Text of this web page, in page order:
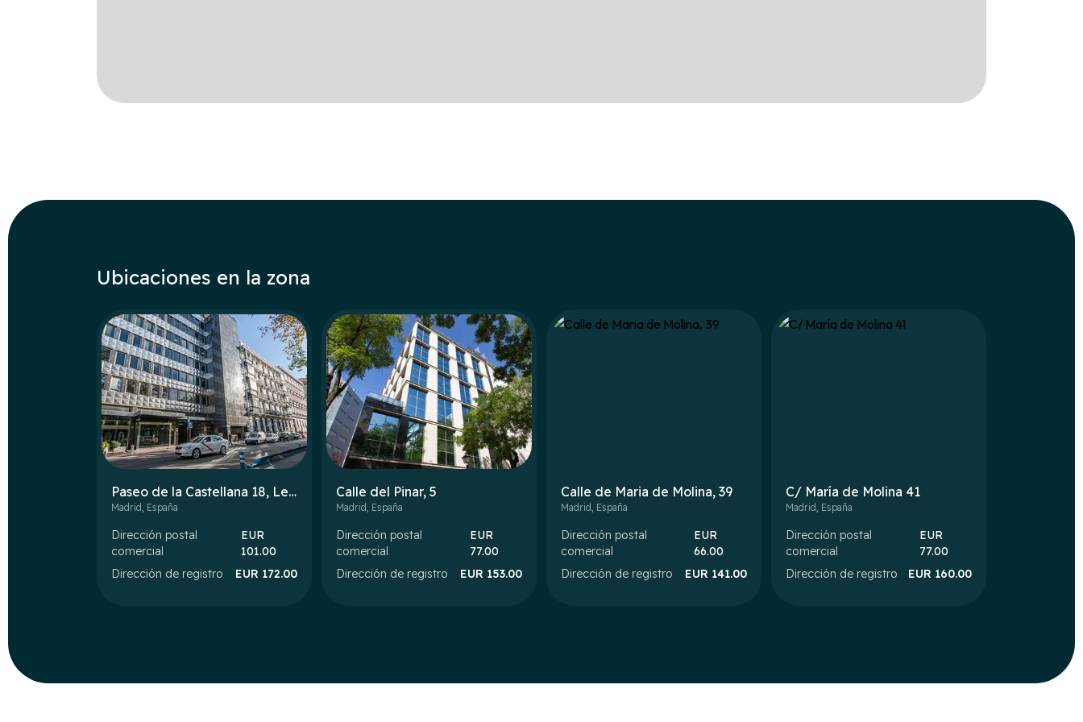
Ubicaciones en la zona
Paseo de la Castellana 18, Level 7
Madrid, España
Dirección postal
comercial
EUR
101.00
Dirección de registro
EUR 172.00
Calle del Pinar, 5
Madrid, España
Dirección postal
comercial
EUR
77.00
Dirección de registro
EUR 153.00
Calle de Maria de Molina, 39
Madrid, España
Dirección postal
comercial
EUR
66.00
Dirección de registro
EUR 141.00
C/ María de Molina 41
Madrid, España
Dirección postal
comercial
EUR
77.00
Dirección de registro
EUR 160.00